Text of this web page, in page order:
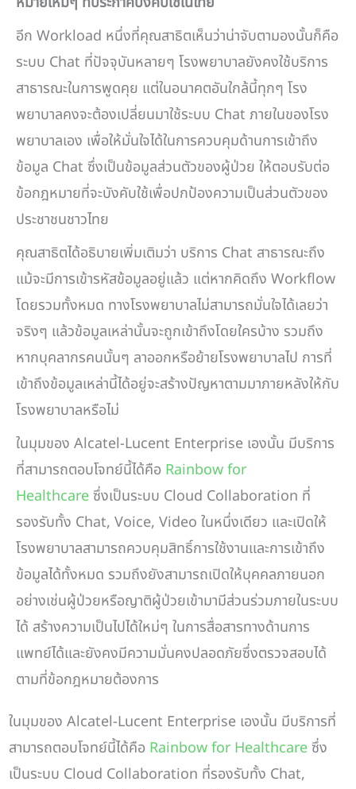
อีก Workload หนึ่งที่คุณสาธิตเห็นว่าน่าจับตามองนั้นก็คือ
ระบบ Chat ที่ปัจจุบันหลายๆ โรงพยาบาลยังคงใช้บริการ
สาธารณะในการพูดคุย แต่ในอนาคตอันใกล้นี้ทุกๆ โรง
พยาบาลคงจะต้องเปลี่ยนมาใช้ระบบ Chat ภายในของโรง
พยาบาลเอง เพื่อให้มั่นใจได้ในการควบคุมด้านการเข้าถึง
ข้อมูล Chat ซึ่งเป็นข้อมูลส่วนตัวของผู้ป่วย ให้ตอบรับต่อ
ข้อกฎหมายที่จะบังคับใช้เพื่อปกป้องความเป็นส่วนตัวของ
ประชาชนชาวไทย
คุณสาธิตได้อธิบายเพิ่มเติมว่า บริการ Chat สาธารณะถึง
แม้จะมีการเข้ารหัสข้อมูลอยู่แล้ว แต่หากคิดถึง Workflow
โดยรวมทั้งหมด ทางโรงพยาบาลไม่สามารถมั่นใจได้เลยว่า
จริงๆ แล้วข้อมูลเหล่านั้นจะถูกเข้าถึงโดยใครบ้าง รวมถึง
หากบุคลากรคนนั้นๆ ลาออกหรือย้ายโรงพยาบาลไป การที่
เข้าถึงข้อมูลเหล่านี้ได้อยู่จะสร้างปัญหาตามมาภายหลังให้กับ
โรงพยาบาลหรือไม่
ในมุมของ Alcatel-Lucent Enterprise เองนั้น มีบริการ
ที่สามารถตอบโจทย์นี้ได้คือ Rainbow for
Healthcare ซึ่งเป็นระบบ Cloud Collaboration ที่
รองรับทั้ง Chat, Voice, Video ในหนึ่งเดียว และเปิดให้
โรงพยาบาลสามารถควบคุมสิทธิ์การใช้งานและการเข้าถึง
ข้อมูลได้ทั้งหมด รวมถึงยังสามารถเปิดให้บุคคลภายนอก
อย่างเช่นผู้ป่วยหรือญาติผู้ป่วยเข้ามามีส่วนร่วมภายในระบบ
ได้ สร้างความเป็นไปได้ใหม่ๆ ในการสื่อสารทางด้านการ
แพทย์ได้และยังคงมีความมั่นคงปลอดภัยซึ่งตรวจสอบได้
ตามที่ข้อกฎหมายต้องการ
ในมุมของ Alcatel-Lucent Enterprise เองนั้น มีบริการที่
สามารถตอบโจทย์นี้ได้คือ Rainbow for Healthcare ซึ่ง
เป็นระบบ Cloud Collaboration ที่รองรับทั้ง Chat,